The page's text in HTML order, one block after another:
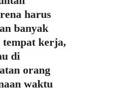
harus
banyak
kerja,
di
orang
waktu